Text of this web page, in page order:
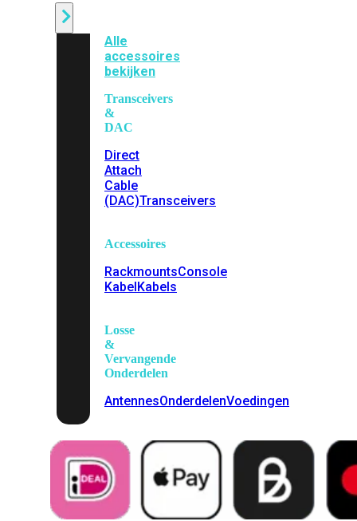
Alle
accessoires
bekijken
Transceivers
&
DAC
Direct
Attach
Cable
(DAC)Transceivers
Accessoires
RackmountsConsole
KabelKabels
Losse
&
Vervangende
Onderdelen
AntennesOnderdelenVoedingen